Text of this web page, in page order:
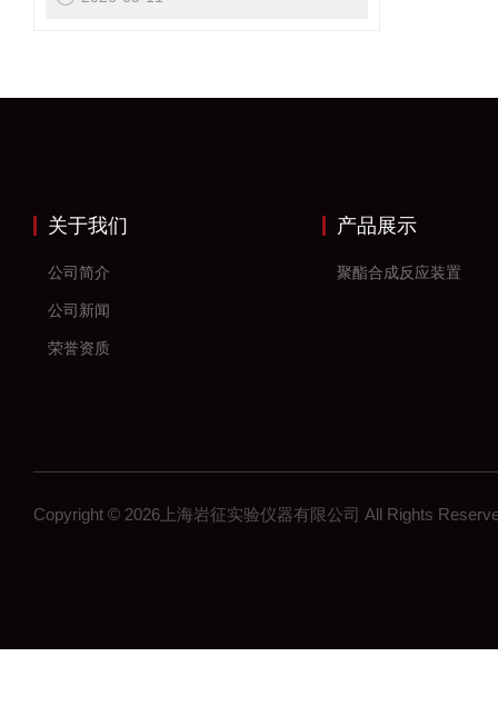
关于我们
公司简介
公司新闻
荣誉资质
产品展示
聚酯合成反应装置
Copyright © 2026上海岩征实验仪器有限公司 All Rights